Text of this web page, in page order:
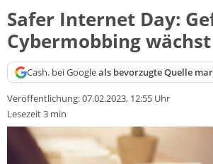
Safer Internet Day:
Cybermobbing wächst
Cash. bei Googleals bevorzugte Quelle
Veröffentlichung:07.02.2023, 12:55 Uhr
Lesezeit 3 min